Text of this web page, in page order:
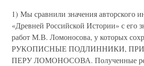
1) Мы сравнили значения авторского
«Древней Российской Истории» с его
работ М.В. Ломоносова, у которых
РУКОПИСНЫЕ ПОДЛИННИКИ,
ПЕРУ ЛОМОНОСОВА. Полученные